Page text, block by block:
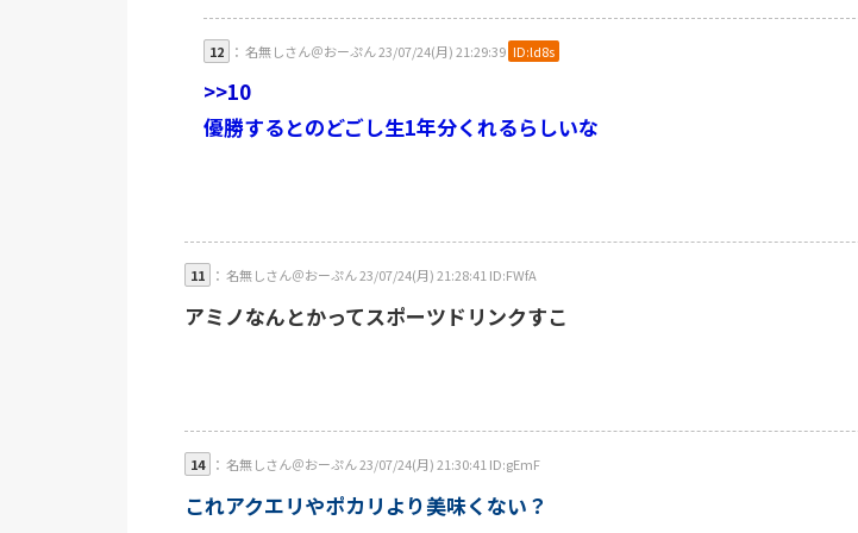
12 ： 名無しさん＠おーぷん 23/07/24(月) 21:29:39 ID:ld8s
>>10
優勝するとのどごし生1年分くれるらしいな
11 ： 名無しさん＠おーぷん 23/07/24(月) 21:28:41 ID:FWfA
アミノなんとかってスポーツドリンクすこ
14 ： 名無しさん＠おーぷん 23/07/24(月) 21:30:41 ID:gEmF
これアクエリやポカリより美味くない？